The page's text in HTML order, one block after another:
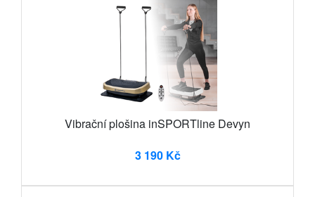
Vibrační plošina inSPORTline Devyn
3 190 Kč